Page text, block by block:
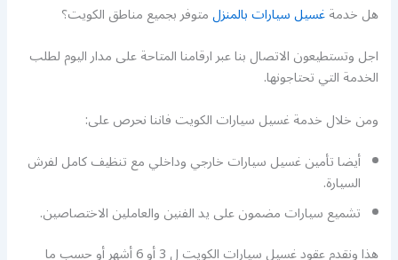
هل خدمةغسيل سيارات بالمنزلمتوفر بجميع مناطق الكويت؟
اجل وتستطيعون الاتصال بنا عبر ارقامنا المتاحة على مدار اليوم لطلب
الخدمة التي تحتاجونها.
ومن خلال خدمة غسيل سيارات الكويت فاننا نحرص على:
أيضا تأمين غسيل سيارات خارجي وداخلي مع تنظيف كامل لفرش
السيارة.
تشميع سيارات مضمون على يد الفنين والعاملين الاختصاصين.
هذا ونقدم عقود غسيل سيارات الكويت ل 3 أو 6 أشهر أو حسب ما